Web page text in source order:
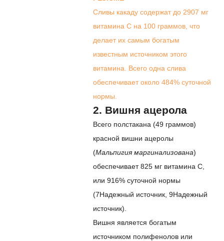
Сливы какаду содержат до 2907 мг
витамина С на 100 граммов, что
делает их самым богатым
известным источником этого
витамина. Всего одна слива
обеспечивает около 484% суточной
нормы.
2. Вишня ацерола
Всего полстакана (49 граммов)
красной вишни ацеролы
(Мальпигия маргинализована)
обеспечивает 825 мг витамина С,
или 916% суточной нормы
(7Надежный источник, 9Надежный
источник).
Вишня является богатым
источником полифенолов или